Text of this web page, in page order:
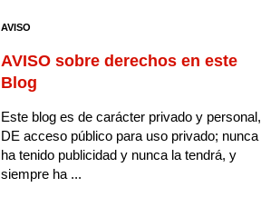
AVISO
AVISO sobre derechos en este
Blog
Este blog es de carácter privado y personal,
DE acceso público para uso privado; nunca
ha tenido publicidad y nunca la tendrá, y
siempre ha ...